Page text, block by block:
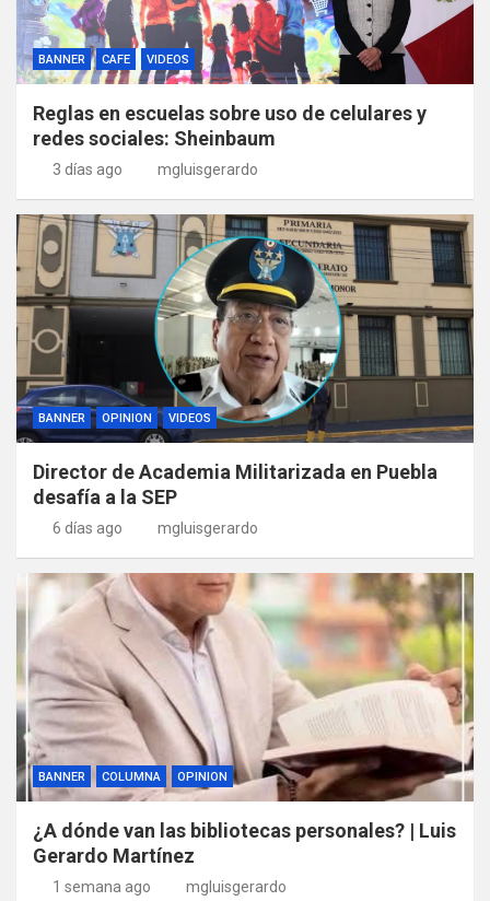
BANNER CAFE VIDEOS
Reglas en escuelas sobre uso de celulares y
redes sociales: Sheinbaum
3 días ago mgluisgerardo
BANNER OPINION VIDEOS
Director de Academia Militarizada en Puebla
desafía a la SEP
6 días ago mgluisgerardo
BANNER COLUMNA OPINION
¿A dónde van las bibliotecas personales? | Luis
Gerardo Martínez
1 semana ago mgluisgerardo